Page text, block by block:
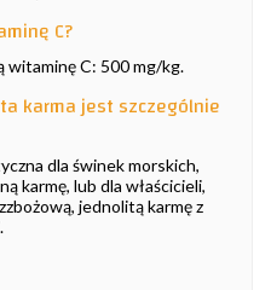
C?
witaminę C: 500 mg/kg.
karma jest szczególnie
dla świnek morskich,
karmę, lub dla właścicieli,
jednolitą karmę z